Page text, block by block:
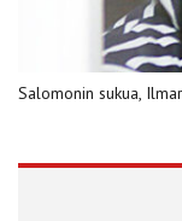
Salomonin sukua,